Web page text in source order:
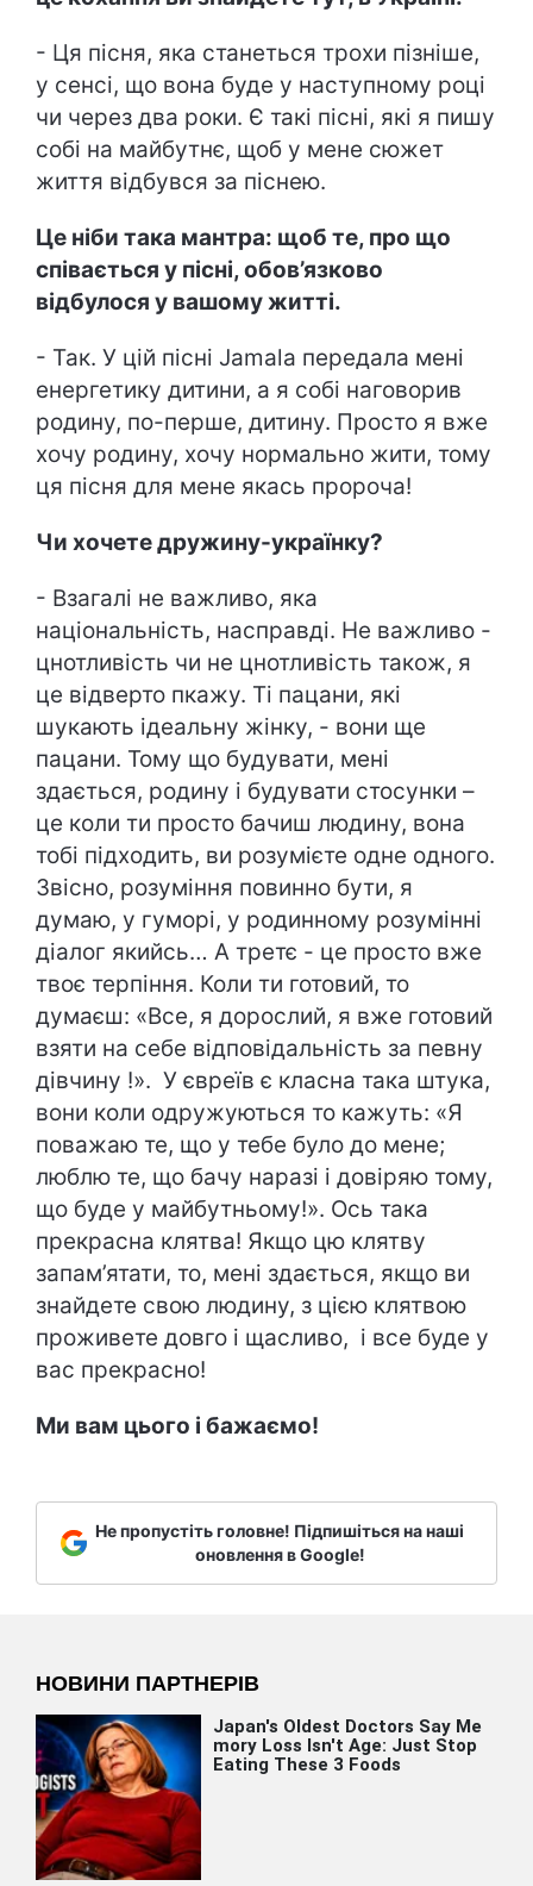
- Ця пісня, яка станеться трохи пізніше,
у сенсі, що вона буде у наступному році
чи через два роки. Є такі пісні, які я пишу
собі на майбутнє, щоб у мене сюжет
життя відбувся за піснею.
Це ніби така мантра: щоб те, про що
співається у пісні, обов’язково
відбулося у вашому житті.
- Так. У цій пісні Jamala передала мені
енергетику дитини, а я собі наговорив
родину, по-перше, дитину. Просто я вже
хочу родину, хочу нормально жити, тому
ця пісня для мене якась пророча!
Чи хочете дружину-українку?
- Взагалі не важливо, яка
національність, насправді. Не важливо -
цнотливість чи не цнотливість також, я
це відверто пкажу. Ті пацани, які
шукають ідеальну жінку, - вони ще
пацани. Тому що будувати, мені
здається, родину і будувати стосунки –
це коли ти просто бачиш людину, вона
тобі підходить, ви розумієте одне одного.
Звісно, розуміння повинно бути, я
думаю, у гуморі, у родинному розумінні
діалог якийсь… А третє - це просто вже
твоє терпіння. Коли ти готовий, то
думаєш: «Все, я дорослий, я вже готовий
взяти на себе відповідальність за певну
дівчину !». У євреїв є класна така штука,
вони коли одружуються то кажуть: «Я
поважаю те, що у тебе було до мене;
люблю те, що бачу наразі і довіряю тому,
що буде у майбутньому!». Ось така
прекрасна клятва! Якщо цю клятву
запам’ятати, то, мені здається, якщо ви
знайдете свою людину, з цією клятвою
проживете довго і щасливо, і все буде у
вас прекрасно!
Ми вам цього і бажаємо!
Не пропустіть головне! Підпишіться на наші
оновлення в Google!